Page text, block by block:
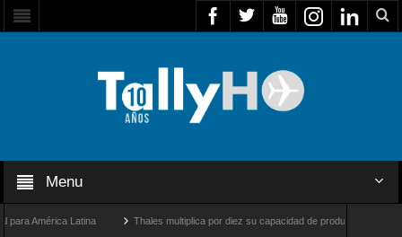
Menu
América Latina Thales multiplica por diez su capacidad de producción de radares